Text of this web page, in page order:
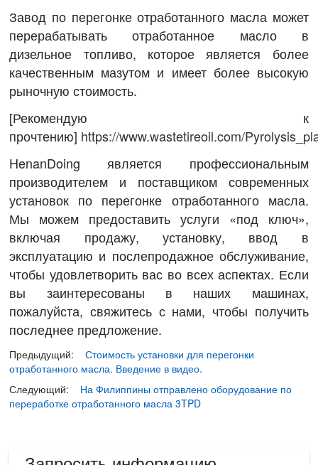
Завод по перегонке отработанного масла может
перерабатывать отработанное масло в
дизельное топливо, которое является более
качественным мазутом и имеет более высокую
рыночную стоимость.
[Рекомендую к
прочтению] https://www.wastetireoil.com/
HenanDoing является профессиональным
производителем и поставщиком современных
установок по перегонке отработанного масла.
Мы можем предоставить услуги «под ключ»,
включая продажу, установку, ввод в
эксплуатацию и послепродажное обслуживание,
чтобы удовлетворить вас во всех аспектах. Если
вы заинтересованы в наших машинах,
пожалуйста, свяжитесь с нами, чтобы получить
последнее предложение.
Предыдущий:
Стоимость установки для перегонки
отработанного масла. Введение в видео.
Следующий:
На Филиппины отправлено оборудование по
переработке отработанного масла 3TPD